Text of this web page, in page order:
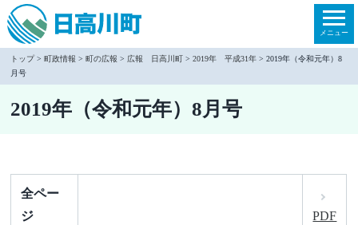
本
文
移
動
メニュー
トップ>町政情報 >町の広報 > 広報 日高川町 >2019年 平成31年 > 2019年（令和元年）8
月号
2019年（令和元年）8月号
全ペー
ジ
PDF